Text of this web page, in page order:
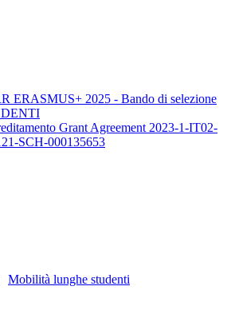
ERASMUS+ 2025 - Bando di selezione
Grant Agreement 2023-1-IT02-
SCH-000135653
Mobilità lunghe studenti